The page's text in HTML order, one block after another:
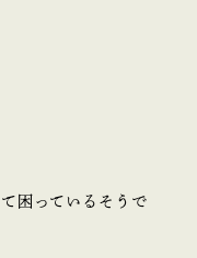
困っているそうで